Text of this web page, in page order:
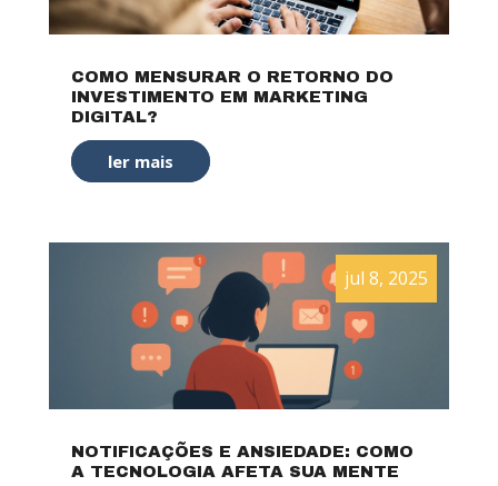
COMO MENSURAR O RETORNO DO
INVESTIMENTO EM MARKETING
DIGITAL?
ler mais
NOTIFICAÇÕES E ANSIEDADE: COMO
A TECNOLOGIA AFETA SUA MENTE
jul 8, 2025